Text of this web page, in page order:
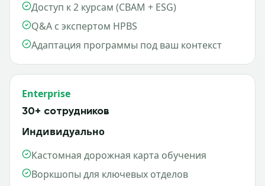
Доступ к 2 курсам (CBAM + ESG)
Q&A с экспертом HPBS
Адаптация программы под ваш контекст
Enterprise
30+ сотрудников
Индивидуально
Кастомная дорожная карта обучения
Воркшопы для ключевых отделов